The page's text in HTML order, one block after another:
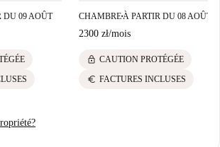
en réservant votre logement dès
DU 09 AOÛT CHAMBRE■À PARTIR DU 08 AOÛT
2300 zł/mois
lock CAUTION PROTÉGÉE
euro FACTURES INCLUSES